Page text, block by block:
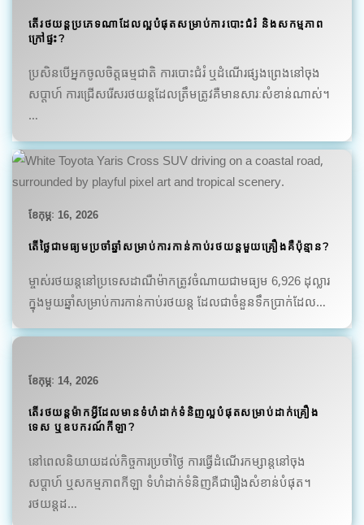
តើរថយន្តប្រភេទណាដែលល្អបំផុតសម្រាប់ការបោះជំរំ និងសកម្មភាព
ក្រៅផ្ទះ?
ប្រសិនបើអ្នកចូលចិត្តធម្មជាតិ ការបោះជំរំ ឬដំណើរផ្សងព្រេងនៅចុង
សប្តាហ៍ ការជ្រើសរើសរថយន្តដែលត្រឹមត្រូវគឺមានសារៈសំខាន់ណាស់។
…
ខែ​កុម្ភៈ 16, 2026
តើថ្លៃជាមធ្យមប្រចាំឆ្នាំសម្រាប់ការកាន់កាប់រថយន្តមួយគ្រឿងគឺប៉ុន្មាន?
ម្ចាស់រថយន្តនៅប្រទេសដាណឺម៉ាកត្រូវចំណាយជាមធ្យម 6,926 ដុល្លារ
ក្នុងមួយឆ្នាំសម្រាប់ការកាន់កាប់រថយន្ត ដែលជាចំនួនទឹកប្រាក់ដែល…
ខែ​កុម្ភៈ 14, 2026
តើរថយន្តម៉ាកអ្វីដែលមានទំហំដាក់ទំនិញល្អបំផុតសម្រាប់ដាក់គ្រឿង
ទេស ឬឧបករណ៍កីឡា?
នៅពេលនិយាយដល់កិច្ចការប្រចាំថ្ងៃ ការធ្វើដំណើរកម្សាន្តនៅចុង
សប្តាហ៍ ឬសកម្មភាពកីឡា ទំហំដាក់ទំនិញគឺជារឿងសំខាន់បំផុត។
រថយន្តដ…